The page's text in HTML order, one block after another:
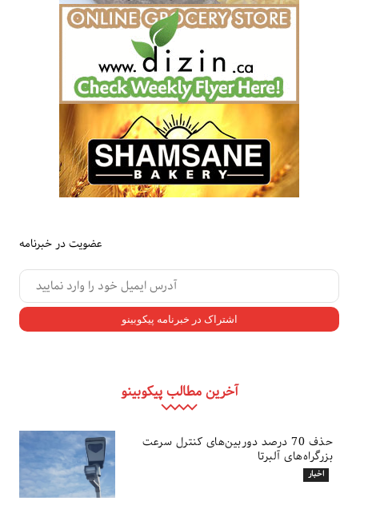
عضویت در خبرنامه
آخرین مطالب پیکوبینو
حذف 70 درصد دوربین‌های کنترل سرعت
بزرگراه‌های آلبرتا
اخبار